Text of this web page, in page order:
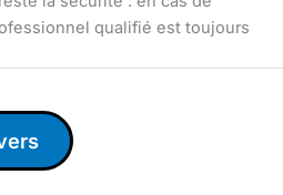
qualifié est toujours